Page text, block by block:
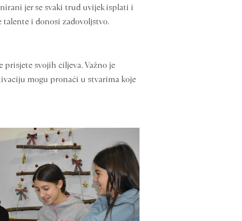
jer se svaki trud uvijek isplati i
i donosi zadovoljstvo.
svojih ciljeva. Važno je
mogu pronaći u stvarima koje